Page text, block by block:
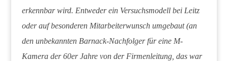
erkennbar wird. Entweder ein Versuchsmodell bei Leitz
oder auf besonderen Mitarbeiterwunsch umgebaut (an
den unbekannten Barnack-Nachfolger für eine M-
Kamera der 60er Jahre von der Firmenleitung, das war